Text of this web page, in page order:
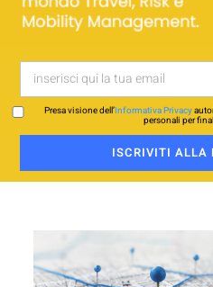
Presa visione dell’Informativa Privacy
personali per
ISCRIVITI ALLA